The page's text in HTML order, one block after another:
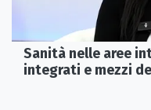
Sanità nelle aree
integrati e mezzi